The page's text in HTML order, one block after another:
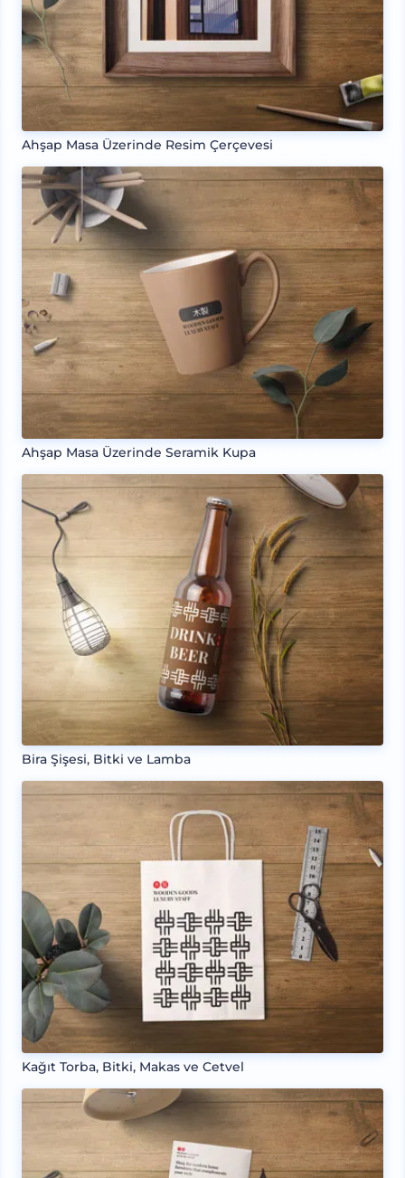
Ahşap Masa Üzerinde Resim Çerçevesi
Ahşap Masa Üzerinde Seramik Kupa
Bira Şişesi, Bitki ve Lamba
Kağıt Torba, Bitki, Makas ve Cetvel